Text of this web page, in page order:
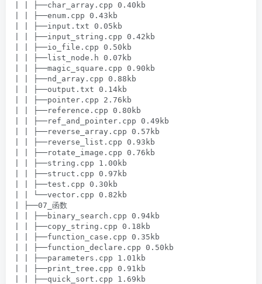
| | ├──char_array.cpp 0.40kb
| | ├──enum.cpp 0.43kb
| | ├──input.txt 0.05kb
| | ├──input_string.cpp 0.42kb
| | ├──io_file.cpp 0.50kb
| | ├──list_node.h 0.07kb
| | ├──magic_square.cpp 0.90kb
| | ├──nd_array.cpp 0.88kb
| | ├──output.txt 0.14kb
| | ├──pointer.cpp 2.76kb
| | ├──reference.cpp 0.80kb
| | ├──ref_and_pointer.cpp 0.49kb
| | ├──reverse_array.cpp 0.57kb
| | ├──reverse_list.cpp 0.93kb
| | ├──rotate_image.cpp 0.76kb
| | ├──string.cpp 1.00kb
| | ├──struct.cpp 0.97kb
| | ├──test.cpp 0.30kb
| | └──vector.cpp 0.82kb
| ├──07_函数
| | ├──binary_search.cpp 0.94kb
| | ├──copy_string.cpp 0.18kb
| | ├──function_case.cpp 0.35kb
| | ├──function_declare.cpp 0.50kb
| | ├──parameters.cpp 1.01kb
| | ├──print_tree.cpp 0.91kb
| | ├──quick_sort.cpp 1.69kb